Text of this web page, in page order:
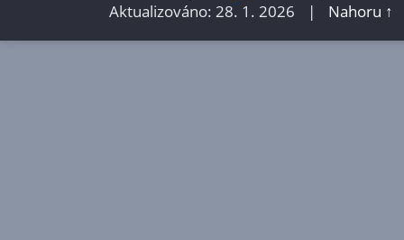
Aktualizováno: 28. 1. 2026
| Nahoru ↑